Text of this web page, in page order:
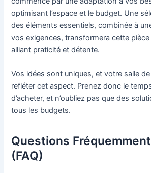
optimisant l’espace et le budget. Une
des éléments essentiels, combinée à
vos exigences, transformera cette
alliant praticité et détente.
Vos idées sont uniques, et votre salle
refléter cet aspect. Prenez donc le
d’acheter, et n’oubliez pas que des
tous les budgets.
Questions
(FAQ)